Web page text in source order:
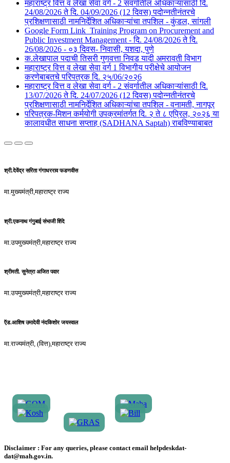
महाराष्ट्र वित्त व लेखा सेवा वर्ग - 2 संवर्गातील अधिकाऱ्यांसाठी दि.
24/08/2026 ते दि. 04/09/2026 (12 दिवस) पदोन्नतीनंतरचे
प्रशिक्षणासाठी नामनिर्देशित अधिकाऱ्यांचा तपशिल - कुंडल, सांगली​​
Google Form Link_Training Program on Procurement and
Public Investment Management - दि. 24/08/2026 ते दि.
26/08/2026 - ०३ दिवस- निवासी, यशदा, पुणे​
क.लेखापाल पदाची तिसरी गुणवत्ता निवड यादी अमरावती विभाग
महाराष्ट्र वित्त व लेखा सेवा वर्ग 1 विभागीय परीक्षेचे आयोजन
करणेबाबतचे परिपत्रक दि. २५/06/२०२6
महाराष्ट्र वित्त व लेखा सेवा वर्ग - 2 संवर्गातील अधिकाऱ्यांसाठी दि.
13/07/2026 ते दि. 24/07/2026 (12 दिवस) पदोन्नतीनंतरचे
प्रशिक्षणासाठी नामनिर्देशित अधिकाऱ्यांचा तपशिल - वनामती, नागपूर
परिपत्रक-मिशन कर्मयोगी उपक्रमांतर्गत दि. २ ते ८ एप्रिल, २०२६ या
कालावधीत साधना सप्ताह (SADHANA Saptah) राबविण्याबाबत
श्री.देवेंद्र सरिता गंगाधरराव फडणवीस
मा.मुख्यमंत्री,महाराष्ट्र राज्य
श्री.एकनाथ गंगुबाई संभाजी शिंदे
मा.उपमुख्यमंत्री,महाराष्ट्र राज्य
श्रीमती. सुनेत्रा अजित पवार
मा.उपमुख्यमंत्री,महाराष्ट्र राज्य
ऍड.आशिष उमादेवी नंदकिशोर जयस्वाल
मा.राज्यमंत्री, (वित्त),महाराष्ट्र राज्य
Disclaimer : For any queries, please contact email helpdeskdat-
dat@mah.gov.in.